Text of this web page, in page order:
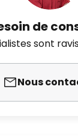
de
sont
Nous